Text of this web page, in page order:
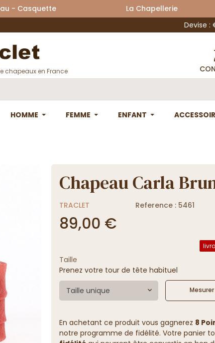
- Casquette La Chapellerie
Devise :
chapeaux en France
HOMME FEMME ENFANT
Chapeau Carla
TRACLET Reference : 5461
89,00 €
Taille
Prenez votre tour de tête habituel
Taille unique
En achetant ce produit vous gagnerez 8
notre programme de fidélité. Votre panier